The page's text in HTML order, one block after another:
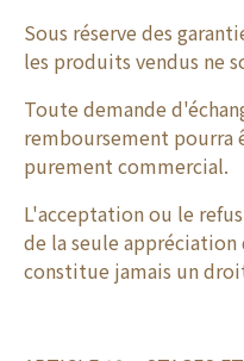
Sous réserve des
les produits vendus ne
Toute demande
remboursement pourra
purement commercial.
L'acceptation ou le
de la seule appréciation
constitue jamais un